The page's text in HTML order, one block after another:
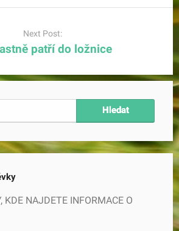
Next Post:
patří do ložnice
KDE NAJDETE INFORMACE O